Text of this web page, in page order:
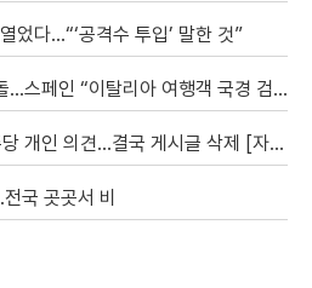
었다…“‘공격수 투입’ 말한 것”
페인 “이탈리아 여행객 국경 검문할 것”
개인 의견…결국 게시글 삭제 [자막뉴스]
국 곳곳서 비